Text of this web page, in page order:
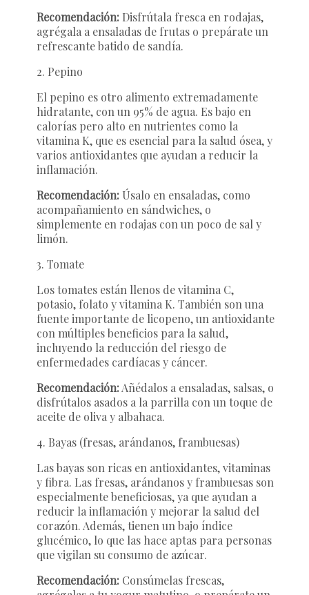
Recomendación:Disfrútala fresca en rodajas,
agrégala a ensaladas de frutas o prepárate un
refrescante batido de sandía.
2. Pepino
El pepino es otro alimento extremadamente
hidratante, con un 95% de agua. Es bajo en
calorías pero alto en nutrientes como la
vitamina K, que es esencial para la salud ósea, y
varios antioxidantes que ayudan a reducir la
inflamación.
Recomendación:Úsalo en ensaladas, como
acompañamiento en sándwiches, o
simplemente en rodajas con un poco de sal y
limón.
3. Tomate
Los tomates están llenos de vitamina C,
potasio, folato y vitamina K. También son una
fuente importante de licopeno, un antioxidante
con múltiples beneficios para la salud,
incluyendo la reducción del riesgo de
enfermedades cardíacas y cáncer.
Recomendación:Añédalos a ensaladas, salsas, o
disfrútalos asados a la parrilla con un toque de
aceite de oliva y albahaca.
4. Bayas (fresas, arándanos, frambuesas)
Las bayas son ricas en antioxidantes, vitaminas
y fibra. Las fresas, arándanos y frambuesas son
especialmente beneficiosas, ya que ayudan a
reducir la inflamación y mejorar la salud del
corazón. Además, tienen un bajo índice
glucémico, lo que las hace aptas para personas
que vigilan su consumo de azúcar.
Recomendación:Consúmelas frescas,